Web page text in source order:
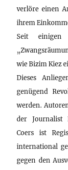
verlöre einen
ihrem
Seit einigen
wie Bizim Kiez
Dieses
genügend
werden.
der Journalist
Coers ist
international
gegen den